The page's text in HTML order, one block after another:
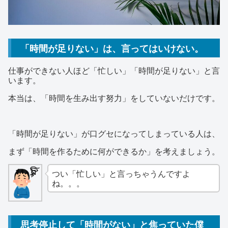
「時間が足りない」は、言ってはいけない。
仕事ができない人ほど「忙しい」「時間が足りない」と言
います。
本当は、「時間を生み出す努力」をしていないだけです。
「時間が足りない」が口グセになってしまっている人は、
まず「時間を作るために何ができるか」を考えましょう。
つい「忙しい」と言っちゃうんですよ
ね。。。
思考停止して「時間がない」と焦っていた僕